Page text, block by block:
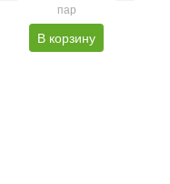
пар
В корзину